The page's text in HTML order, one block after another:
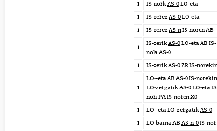
1
IS-norkAS-0LO-eta
1
IS-zerez AS-0LO-eta
1
IS-zerez AS-nIS-noren AB
1
IS-zerikAS-0LO-eta AB IS-
nola AS-0
1
IS-zerikAS-0ZR IS-norekin
1
LO--eta AB AS-0 IS-
LO-zergatikAS-0LO-eta
nori PA IS-noren X0
1
LO--eta LO-zergatikAS-0
1
LO-baina AB AS-n-0IS-nor